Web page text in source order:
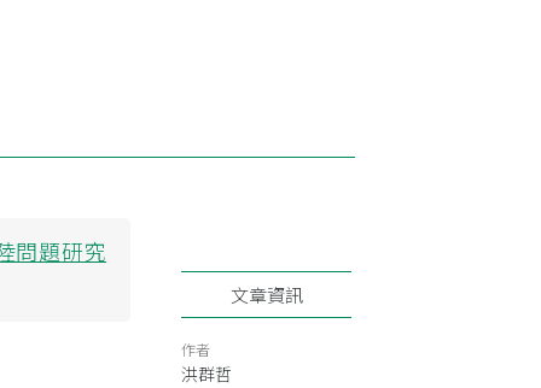
問題研究
文章資訊
作者
洪群哲